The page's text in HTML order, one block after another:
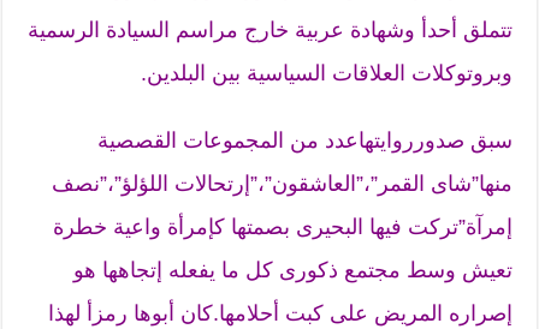
تتملق أحدأ وشهادة عربية خارج مراسم السيادة الرسمية
وبروتوكلات العلاقات السياسية بين البلدين.
سبق صدورروايتهاعدد من المجموعات القصصية
منها”شاى القمر”،”العاشقون”،”إرتحالات اللؤلؤ”،”نصف
إمرآة”تركت فيها البحيرى بصمتها كإمرأة واعية خطرة
تعيش وسط مجتمع ذكورى كل ما يفعله إتجاهها هو
إصراره المريض على كبت أحلامها.كان أبوها رمزأ لهذا